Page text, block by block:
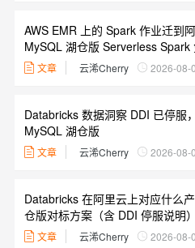
AWS EMR 上的 Spark 作业迁到
MySQL 湖仓版 Serverless Spark
文章 云浠Cherry 2026-08-
Databricks 数据洞察 DDI 已停服
MySQL 湖仓版
文章 云浠Cherry 2026-08-
Databricks 在阿里云上对应什么
仓版对标方案（含 DDI 停服说明）
文章 云浠Cherry 2026-08-